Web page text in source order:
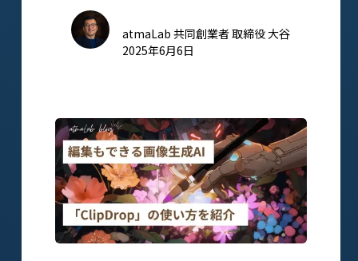
atmaLab 共同創業者 取締役 大谷
2025年6月6日